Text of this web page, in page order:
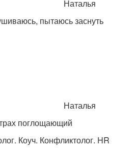
Наталья
пытаюсь заснуть
Наталья
поглощающий
Коуч. Конфликтолог. HR